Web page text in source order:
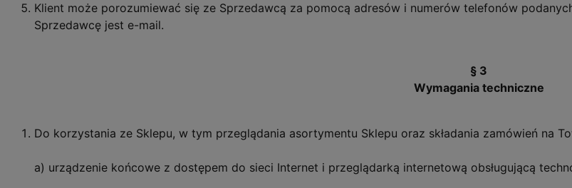
Klient może porozumiewać się ze Sprzedawcą za pomocą adresów i numerów telefonów
Sprzedawcę jest e-mail.
§ 3
Wymagania techniczne
Do korzystania ze Sklepu, w tym przeglądania asortymentu Sklepu oraz składania zamówień na
a) urządzenie końcowe z dostępem do sieci Internet i przeglądarką internetową obsługującą